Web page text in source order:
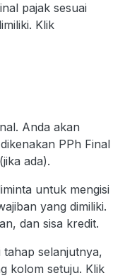
pajak sesuai
Klik
Anda akan
PPh Final
ada).
untuk mengisi
yang dimiliki.
dan sisa kredit.
tahap selanjutnya,
kolom setuju. Klik